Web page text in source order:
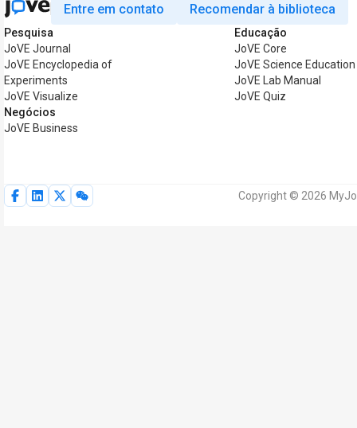
Entre em contato Recomendar à biblioteca
Pesquisa
JoVE Journal
JoVE Encyclopedia of
Experiments
JoVE Visualize
Negócios
JoVE Business
Educação
JoVE Core
JoVE Science Education
JoVE Lab Manual
JoVE Quiz
Copyright © 2026